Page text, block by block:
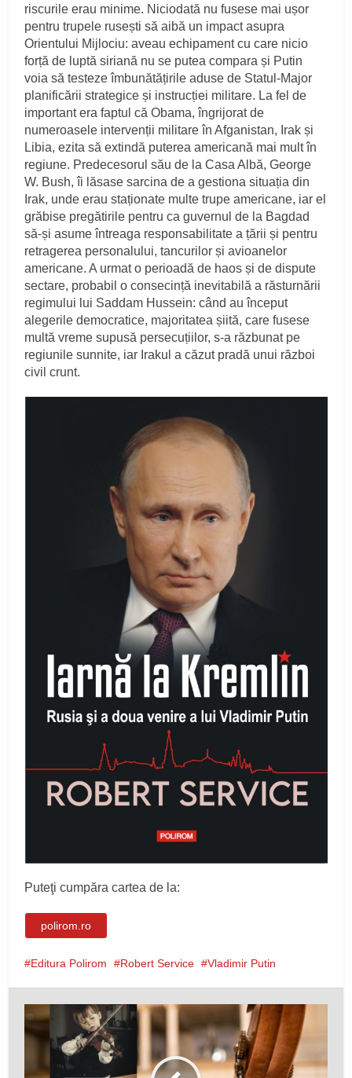
riscurile erau minime. Niciodată nu fusese mai ușor
pentru trupele rusești să aibă un impact asupra
Orientului Mijlociu: aveau echipament cu care nicio
forță de luptă siriană nu se putea compara și Putin
voia să testeze îmbunătățirile aduse de Statul‑Major
planificării strategice și instrucției militare. La fel de
important era faptul că Obama, îngrijorat de
numeroasele intervenții militare în Afganistan, Irak și
Libia, ezita să extindă puterea americană mai mult în
regiune. Predecesorul său de la Casa Albă, George
W. Bush, îi lăsase sarcina de a gestiona situația din
Irak, unde erau staționate multe trupe americane, iar el
grăbise pregătirile pentru ca guvernul de la Bagdad
să‑și asume întreaga responsabilitate a țării și pentru
retragerea personalului, tancurilor și avioanelor
americane. A urmat o perioadă de haos și de dispute
sectare, probabil o consecință inevitabilă a răsturnării
regimului lui Saddam Hussein: când au început
alegerile democratice, majoritatea șiită, care fusese
multă vreme supusă persecuțiilor, s‑a răzbunat pe
regiunile sunnite, iar Irakul a căzut pradă unui război
civil crunt.
Puteţi cumpăra cartea de la:
polirom.ro
Editura Polirom Robert Service Vladimir Putin